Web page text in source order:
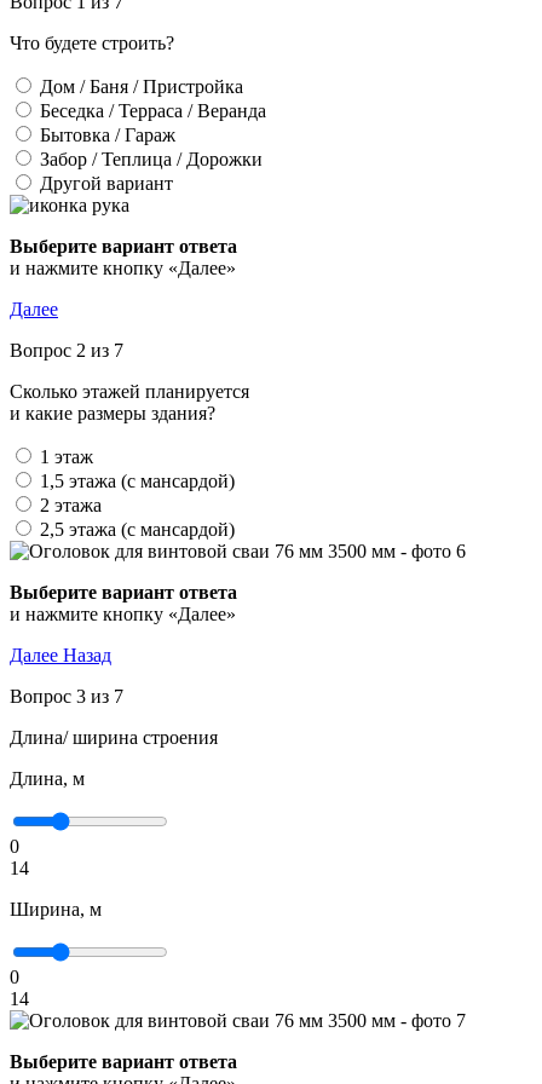
Что будете строить?
Дом / Баня / Пристройка
Беседка / Терраса / Веранда
Бытовка / Гараж
Забор / Теплица / Дорожки
Другой вариант
Выберите вариант ответа
и нажмите кнопку «Далее»
Далее
Вопрос 2 из 7
Сколько этажей планируется
и какие размеры здания?
1 этаж
1,5 этажа (с мансардой)
2 этажа
2,5 этажа (с мансардой)
Выберите вариант ответа
и нажмите кнопку «Далее»
Далее Назад
Вопрос 3 из 7
Длина/ ширина строения
Длина, м
0
14
Ширина, м
0
14
Выберите вариант ответа